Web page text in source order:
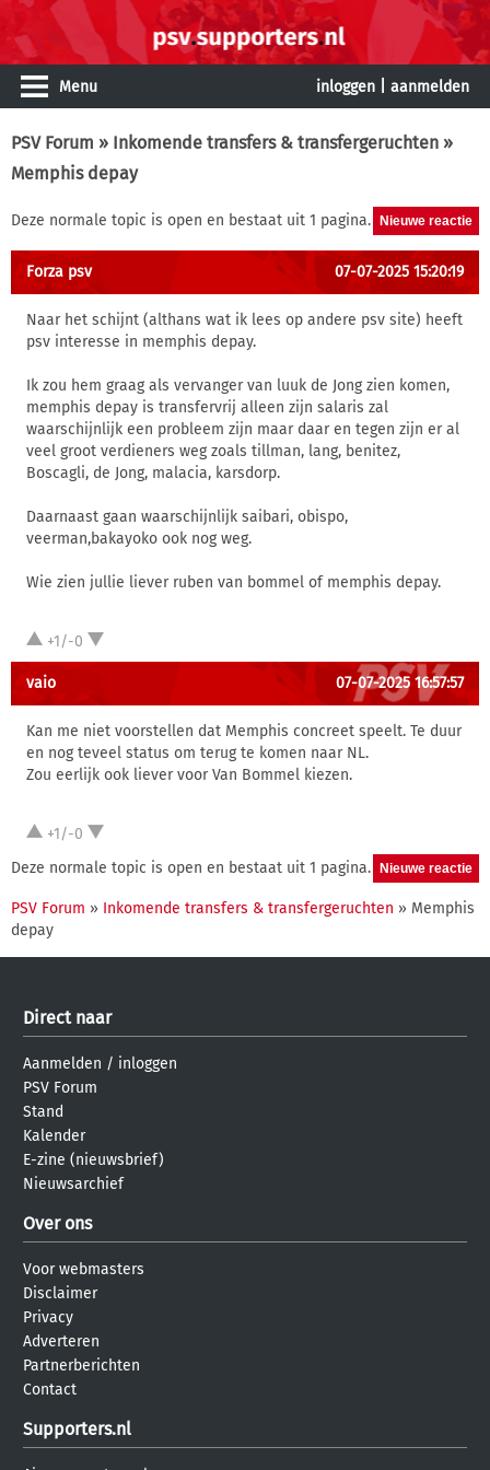
Menu inloggen aanmelden
PSV Forum » Inkomende transfers & transfergeruchten »
Memphis depay
Deze normale topic is open en bestaat uit 1 pagina.
Forza psv 07-07-2025 15:20:19
Naar het schijnt (althans wat ik lees op andere psv site) heeft
psv interesse in memphis depay.
Ik zou hem graag als vervanger van luuk de Jong zien komen,
memphis depay is transfervrij alleen zijn salaris zal
waarschijnlijk een probleem zijn maar daar en tegen zijn er al
veel groot verdieners weg zoals tillman, lang, benitez,
Boscagli, de Jong, malacia, karsdorp.
Daarnaast gaan waarschijnlijk saibari, obispo,
veerman,bakayoko ook nog weg.
Wie zien jullie liever ruben van bommel of memphis depay.
+1/-0
vaio 07-07-2025 16:57:57
Kan me niet voorstellen dat Memphis concreet speelt. Te duur
en nog teveel status om terug te komen naar NL.
Zou eerlijk ook liever voor Van Bommel kiezen.
+1/-0
Deze normale topic is open en bestaat uit 1 pagina.
PSV Forum » Inkomende transfers & transfergeruchten » Memphis
depay
Direct naar
Aanmelden / inloggen
PSV Forum
Stand
Kalender
E-zine (nieuwsbrief)
Nieuwsarchief
Over ons
Voor webmasters
Disclaimer
Privacy
Adverteren
Partnerberichten
Contact
Supporters.nl